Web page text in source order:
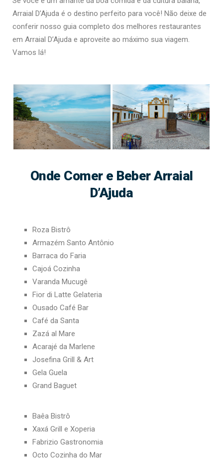
Arraial D’Ajuda é o destino perfeito para você! Não deixe de
conferir nosso guia completo dos melhores restaurantes
em Arraial D’Ajuda e aproveite ao máximo sua viagem.
Vamos lá!
Onde Comer e Beber Arraial
D’Ajuda
Roza Bistrô
Armazém Santo Antônio
Barraca do Faria
Cajoá Cozinha
Varanda Mucugê
Fior di Latte Gelateria
Ousado Café Bar
Café da Santa
Zazá al Mare
Acarajé da Marlene
Josefina Grill & Art
Gela Guela
Grand Baguet
Baêa Bistrô
Xaxá Grill e Xoperia
Fabrizio Gastronomia
Octo Cozinha do Mar